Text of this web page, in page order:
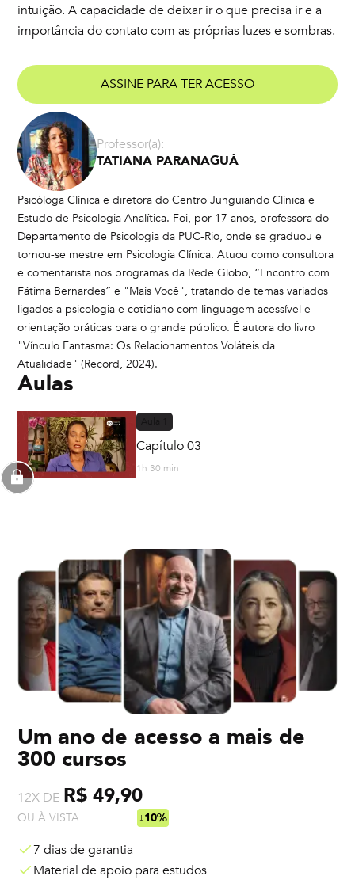
intuição. A capacidade de deixar ir o que precisa ir e a
importância do contato com as próprias luzes e sombras.
ASSINE PARA TER ACESSO
Professor(a):
TATIANA PARANAGUÁ
Psicóloga Clínica e diretora do Centro Junguiando Clínica e
Estudo de Psicologia Analítica. Foi, por 17 anos, professora do
Departamento de Psicologia da PUC-Rio, onde se graduou e
tornou-se mestre em Psicologia Clínica. Atuou como consultora
e comentarista nos programas da Rede Globo, “Encontro com
Fátima Bernardes” e "Mais Você", tratando de temas variados
ligados a psicologia e cotidiano com linguagem acessível e
orientação práticas para o grande público. É autora do livro
"Vínculo Fantasma: Os Relacionamentos Voláteis da
Atualidade" (Record, 2024).
Aulas
Capítulo 03
1h 30 min
Um ano de acesso a mais de
300 cursos
12X DE R$ 49,90
OU À VISTA ↓10%
7 dias de garantia
Material de apoio para estudos